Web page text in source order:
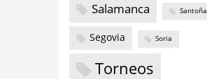
Salamanca Santoña
Segovia Soria
Torneos